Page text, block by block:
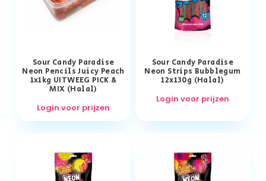
Sour Candy Paradise
Neon Pencils Juicy Peach
1x1kg UITWEEG PICK &
MIX (Halal)
Login voor prijzen
Sour Candy Paradise
Neon Strips Bubblegum
12x130g (Halal)
Login voor prijzen